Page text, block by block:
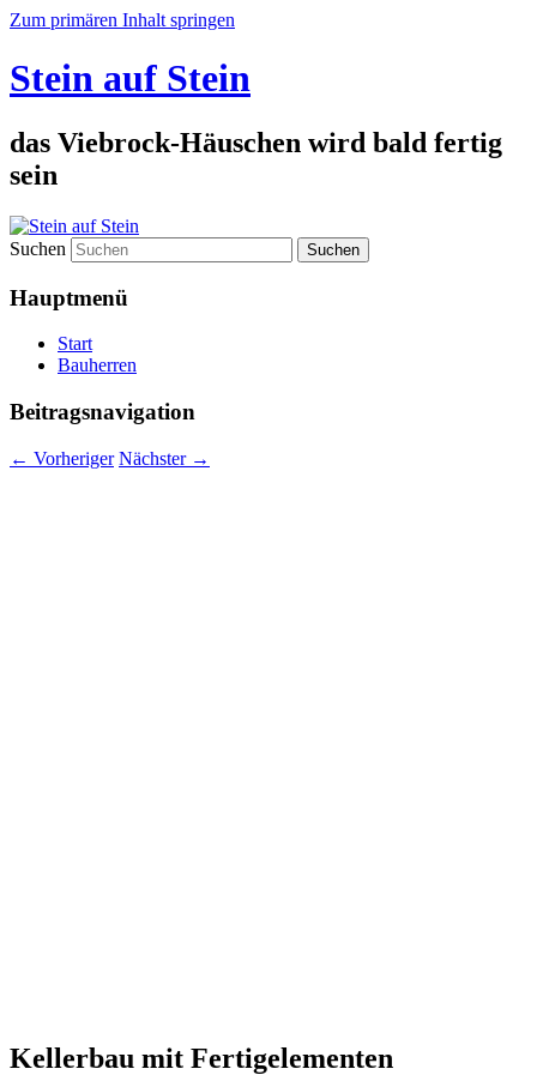
Zum primären Inhalt springen
Stein auf Stein
das Viebrock-Häuschen wird bald fertig
sein
Suchen
Hauptmenü
Start
Bauherren
Beitragsnavigation
← Vorheriger Nächster →
Kellerbau mit Fertigelementen